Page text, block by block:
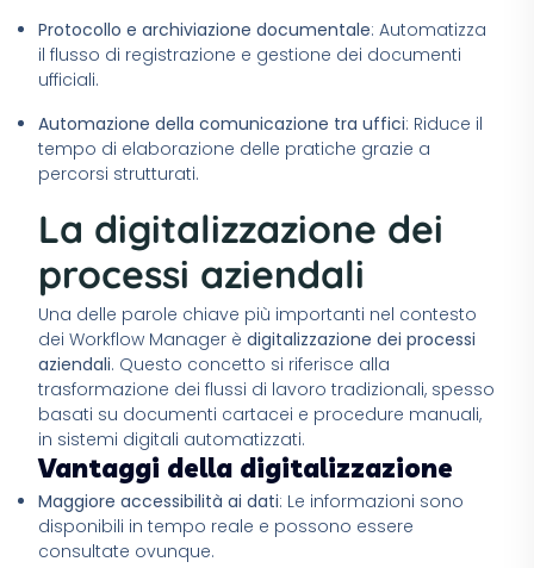
Protocollo e archiviazione documentale: Automatizza
il flusso di registrazione e gestione dei documenti
ufficiali.
Automazione della comunicazione tra uffici: Riduce il
tempo di elaborazione delle pratiche grazie a
percorsi strutturati.
La digitalizzazione dei
processi aziendali
Una delle parole chiave più importanti nel contesto
dei Workflow Manager èdigitalizzazione dei processi
aziendali. Questo concetto si riferisce alla
trasformazione dei flussi di lavoro tradizionali, spesso
basati su documenti cartacei e procedure manuali,
in sistemi digitali automatizzati.
Vantaggi della digitalizzazione
Maggiore accessibilità ai dati: Le informazioni sono
disponibili in tempo reale e possono essere
consultate ovunque.